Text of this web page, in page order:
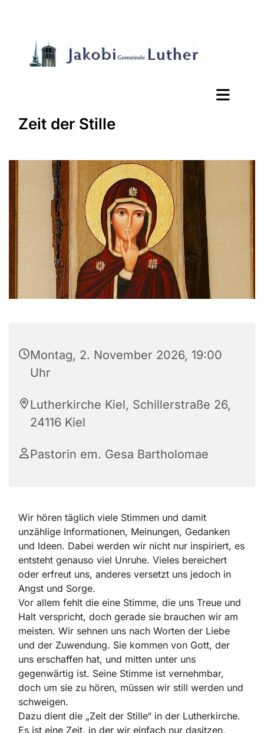
Zeit der Stille
Montag, 2. November 2026, 19:00
Uhr
Lutherkirche Kiel, Schillerstraße 26,
24116 Kiel
Pastorin em. Gesa Bartholomae
Wir hören täglich viele Stimmen und damit
unzählige Informationen, Meinungen, Gedanken
und Ideen. Dabei werden wir nicht nur inspiriert, es
entsteht genauso viel Unruhe. Vieles bereichert
oder erfreut uns, anderes versetzt uns jedoch in
Angst und Sorge.
Vor allem fehlt die eine Stimme, die uns Treue und
Halt verspricht, doch gerade sie brauchen wir am
meisten. Wir sehnen uns nach Worten der Liebe
und der Zuwendung. Sie kommen von Gott, der
uns erschaffen hat, und mitten unter uns
gegenwärtig ist. Seine Stimme ist vernehmbar,
doch um sie zu hören, müssen wir still werden und
schweigen.
Dazu dient die „Zeit der Stille“ in der Lutherkirche.
Es ist eine Zeit, in der wir einfach nur dasitzen,